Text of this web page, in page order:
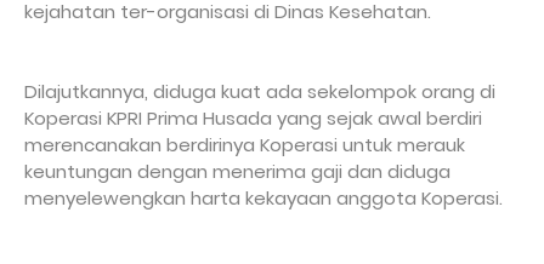
kejahatan ter-organisasi di Dinas Kesehatan.
Dilajutkannya, diduga kuat ada sekelompok orang di
Koperasi KPRI Prima Husada yang sejak awal berdiri
merencanakan berdirinya Koperasi untuk merauk
keuntungan dengan menerima gaji dan diduga
menyelewengkan harta kekayaan anggota Koperasi.